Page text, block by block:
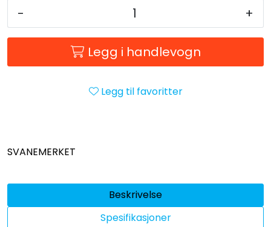
- +
Legg i handlevogn
Legg til favoritter
SVANEMERKET
Beskrivelse
Spesifikasjoner